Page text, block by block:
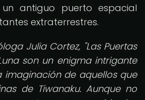
antiguo puerto espacial
extraterrestres.
Julia Cortez, "Las Puertas
son un enigma intrigante
imaginación de aquellos que
de Tiwanaku. Aunque no